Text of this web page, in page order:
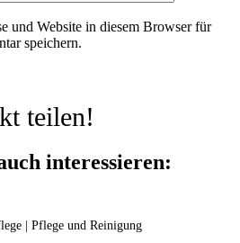
und Website in diesem Browser für
speichern.
teilen!
interessieren:
| Pflege und Reinigung